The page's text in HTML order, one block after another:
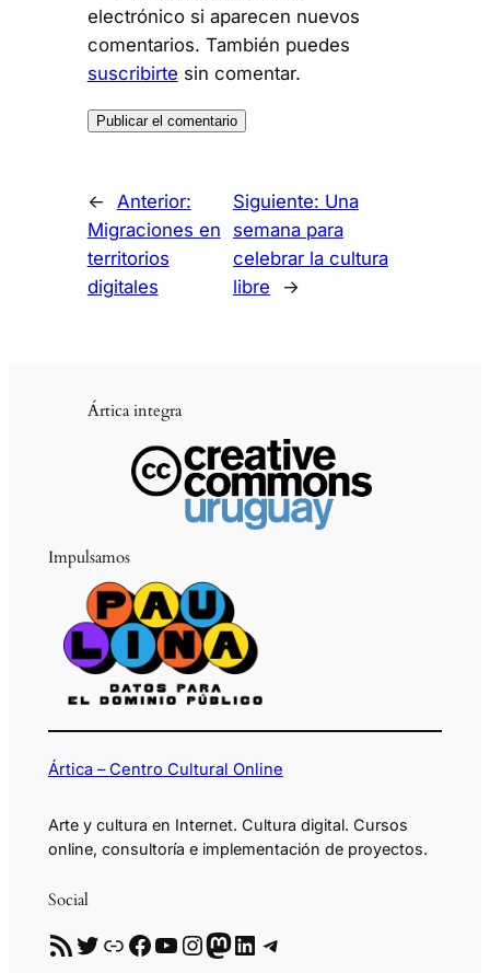
electrónico si aparecen nuevos
comentarios. También puedes
suscribirte sin comentar.
←
Anterior:
Migraciones en
territorios
digitales
Siguiente: Una
semana para
celebrar la cultura
libre
→
Ártica integra
Impulsamos
Ártica – Centro Cultural Online
Arte y cultura en Internet. Cultura digital. Cursos
online, consultoría e implementación de proyectos.
Social
RSS Twitter Enlace Facebook YouTube InstagramMastodon LinkedIn Telegram